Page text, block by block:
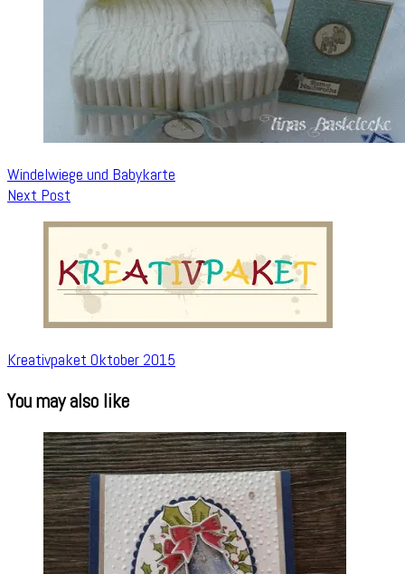
Windelwiege und Babykarte
Next Post
Kreativpaket Oktober 2015
You may also like